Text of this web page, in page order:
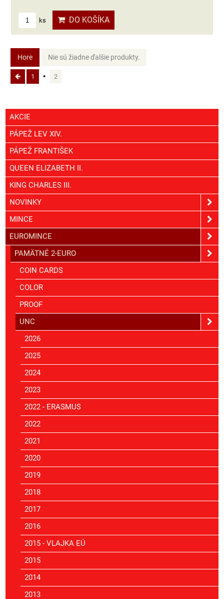
ks DO KOŠÍKA
Hore Nie sú žiadne ďalšie produkty.
1 2
AKCIE
PÁPEŽ LEV XIV.
PÁPEŽ FRANTIŠEK
QUEEN ELIZABETH II.
KING CHARLES III.
NOVINKY
MINCE
EUROMINCE
PAMÄTNÉ 2-EURO
COIN CARDS
COLOR
PROOF
UNC
2026
2025
2024
2023
2022 - ERASMUS
2022
2021
2020
2019
2018
2017
2016
2015 - VLAJKA EÚ
2015
2014
2013